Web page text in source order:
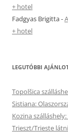
+ hotel
Fadgyas Brigitta-
+ hotel
LEGUTÓBBI
Topolšica
Sistiana:
Kozina
Trieszt/Trieste